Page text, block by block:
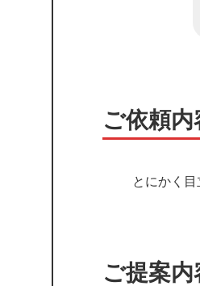
ご依頼内
とにかく
ご提案内